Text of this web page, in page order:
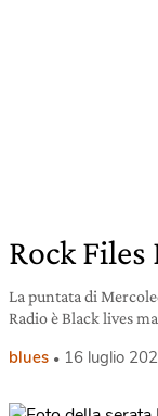
Rock
La puntata di
Radio è Black lives
blues 16 luglio